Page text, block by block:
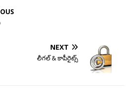
NEXT
లీగల్ & కాపీరైట్స్